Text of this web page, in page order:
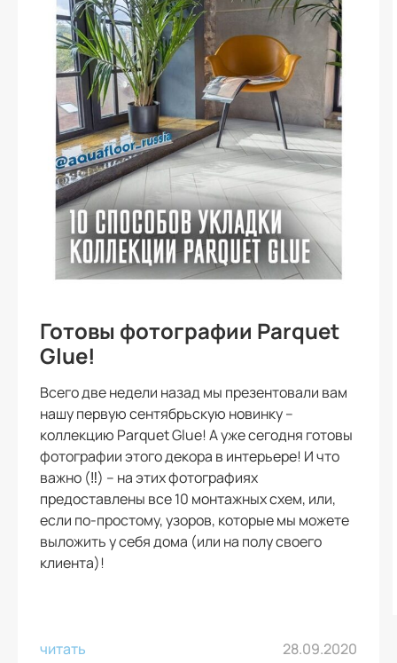
Готовы фотографии Parquet
Glue!
Всего две недели назад мы презентовали вам
нашу первую сентябрьскую новинку –
коллекцию Parquet Glue! А уже сегодня готовы
фотографии этого декора в интерьере! И что
важно (‼️) – на этих фотографиях
предоставлены все 10 монтажных схем, или,
если по-простому, узоров, которые мы можете
выложить у себя дома (или на полу своего
клиента)!
читать 28.09.2020